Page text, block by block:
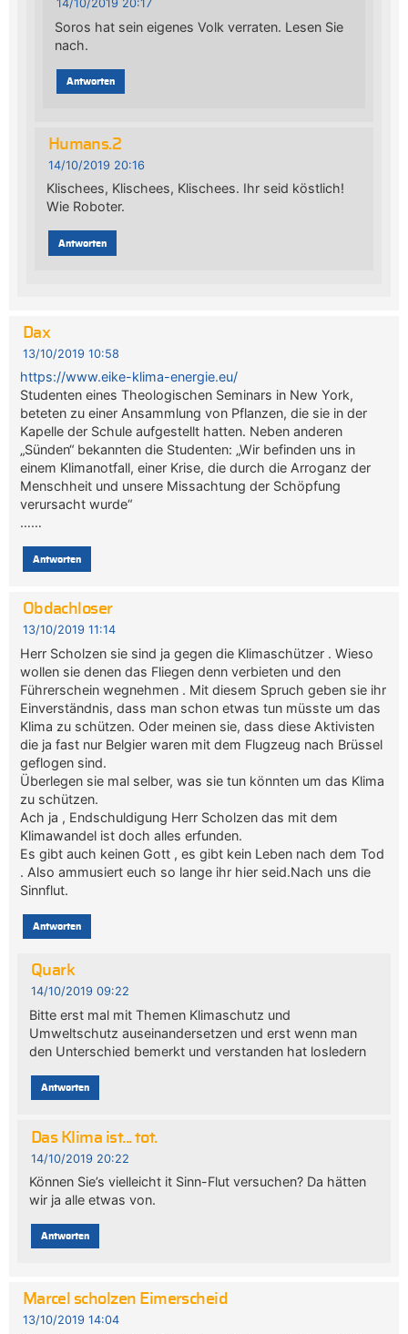
14/10/2019 20:17
Soros hat sein eigenes Volk verraten. Lesen Sie
nach.
Antworten
Humans.2
14/10/2019 20:16
Klischees, Klischees, Klischees. Ihr seid köstlich!
Wie Roboter.
Antworten
Dax
13/10/2019 10:58
https://www.eike-klima-energie.eu/
Studenten eines Theologischen Seminars in New York,
beteten zu einer Ansammlung von Pflanzen, die sie in der
Kapelle der Schule aufgestellt hatten. Neben anderen
„Sünden“ bekannten die Studenten: „Wir befinden uns in
einem Klimanotfall, einer Krise, die durch die Arroganz der
Menschheit und unsere Missachtung der Schöpfung
verursacht wurde“
……
Antworten
Obdachloser
13/10/2019 11:14
Herr Scholzen sie sind ja gegen die Klimaschützer . Wieso
wollen sie denen das Fliegen denn verbieten und den
Führerschein wegnehmen . Mit diesem Spruch geben sie ihr
Einverständnis, dass man schon etwas tun müsste um das
Klima zu schützen. Oder meinen sie, dass diese Aktivisten
die ja fast nur Belgier waren mit dem Flugzeug nach Brüssel
geflogen sind.
Überlegen sie mal selber, was sie tun könnten um das Klima
zu schützen.
Ach ja , Endschuldigung Herr Scholzen das mit dem
Klimawandel ist doch alles erfunden.
Es gibt auch keinen Gott , es gibt kein Leben nach dem Tod
. Also ammusiert euch so lange ihr hier seid.Nach uns die
Sinnflut.
Antworten
Quark
14/10/2019 09:22
Bitte erst mal mit Themen Klimaschutz und
Umweltschutz auseinandersetzen und erst wenn man
den Unterschied bemerkt und verstanden hat losledern
Antworten
Das Klima ist... tot.
14/10/2019 20:22
Können Sie’s vielleicht it Sinn-Flut versuchen? Da hätten
wir ja alle etwas von.
Antworten
Marcel scholzen Eimerscheid
13/10/2019 14:04